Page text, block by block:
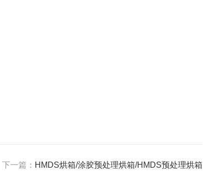
下一篇： HMDS烘箱/涂胶预处理烘箱/HMDS预处理烘箱